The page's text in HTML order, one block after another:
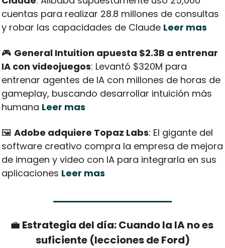
cuentas para realizar 28.8 millones de consultas
y robar las capacidades de Claude Leer mas
🎮 General Intuition apuesta $2.3B a entrenar
IA con videojuegos: Levantó $320M para
entrenar agentes de IA con millones de horas de
gameplay, buscando desarrollar intuición más
humana Leer mas
🖼️ Adobe adquiere Topaz Labs: El gigante del
software creativo compra la empresa de mejora
de imagen y video con IA para integrarla en sus
aplicaciones Leer mas
💼 Estrategia del día: Cuando la IA no es
suficiente (lecciones de Ford)